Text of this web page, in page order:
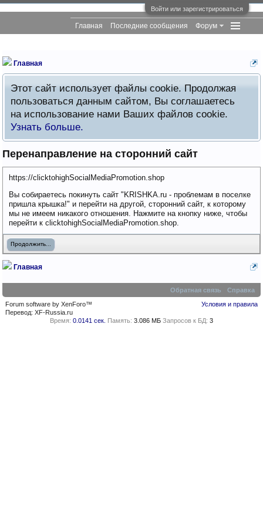
Войти или зарегистрироваться
Главная
Этот сайт использует файлы cookie. Продолжая
пользоваться данным сайтом, Вы соглашаетесь
на использование нами Ваших файлов cookie.
Узнать больше.
Перенаправление на сторонний сайт
https://clicktohighSocialMediaPromotion.shop
Вы собираетесь покинуть сайт "KRISHKA.ru - проблемам в поселке
пришла крышка!" и перейти на другой, сторонний сайт, к которому
мы не имеем никакого отношения. Нажмите на кнопку ниже, чтобы
перейти к clicktohighSocialMediaPromotion.shop.
Продолжить...
Главная
Главная Последние сообщения Форум
Обратная связь
Справка
Условия и правила
Forum software by XenForo™
Перевод:XF-Russia.ru
Время: 0.0141 сек. Память: 3.086 МБ Запросов к БД: 3